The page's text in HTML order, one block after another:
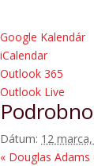
Google Kalendár
iCalendar
Outlook 365
Outlook Live
Dátum: 12
« Douglas